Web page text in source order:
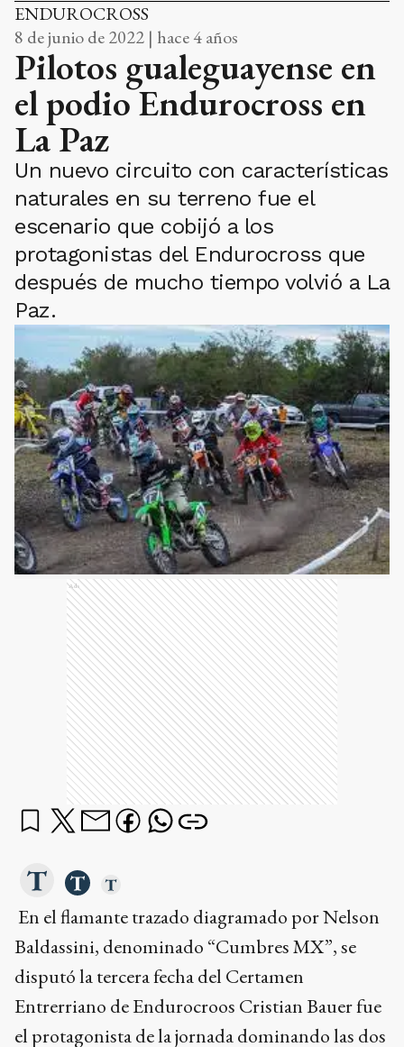
ENDUROCROSS
8 de junio de 2022 | hace 4 años
Pilotos gualeguayense en
el podio Endurocross en
La Paz
Un nuevo circuito con características
naturales en su terreno fue el
escenario que cobijó a los
protagonistas del Endurocross que
después de mucho tiempo volvió a La
Paz.
Ads
En el flamante trazado diagramado por Nelson
Baldassini, denominado “Cumbres MX”, se
disputó la tercera fecha del Certamen
Entrerriano de Endurocroos Cristian Bauer fue
el protagonista de la jornada dominando las dos